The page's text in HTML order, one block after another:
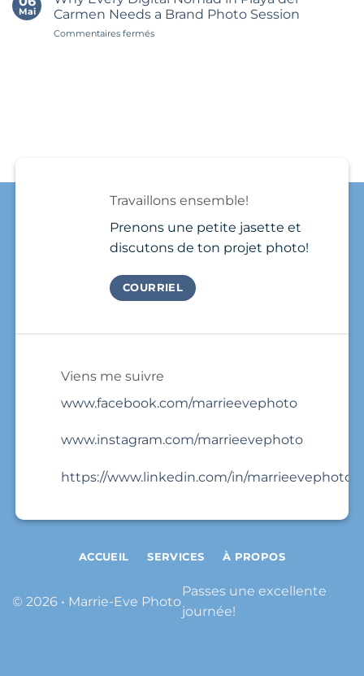
seem
simple
at
and
it.
ta
séance
photo
Mai
Carmen Needs a Brand Photo Session
Commentaires ferméssur
Photo
Travaillons ensemble!
Prenons une petite jasette et
discutons de ton projet photo!
COURRIEL
Viens me suivre
www.facebook.com/marrieevephoto
www.instagram.com/marrieevephoto
https://www.linkedin.com/in/marrieevephoto/
© 2026 • Marrie-Eve Photo
ACCUEIL SERVICES À PROPOS
Passes une excellente
journée!